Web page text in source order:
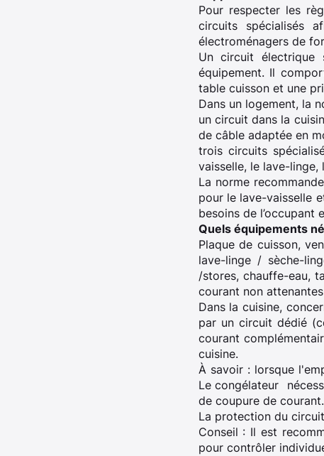
Pour respecter les
circuits spécialisés
électroménagers de
Un circuit électrique
équipement. Il
table cuisson et une
Dans un logement, la
un circuit dans la
de câble adaptée en
trois circuits
vaisselle, le lave-linge,
La norme
pour le lave-vaisselle
besoins de
Quels équipements
Plaque de cuisson,
lave-linge / sèche-
/stores, chauffe-eau,
courant non
Dans la cuisine,
par un circuit dédié
courant
cuisine.
À savoir : lorsque
Le congélateur
de coupure de courant.
La protection du
Conseil : Il est
pour contrôler